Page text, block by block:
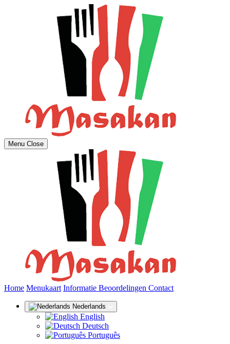
Menu Close
Home Menukaart Informatie (huidige)
Beoordelingen Contact
Nederlands
English
Deutsch
Português